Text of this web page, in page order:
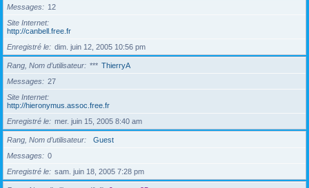
Messages
12
Site Internet
http://canbell.free.fr
Enregistré le
dim. juin 12, 2005 10:56 pm
Rang, Nom d’utilisateur *** ThierryA
Messages
27
Site Internet
http://hieronymus.assoc.free.fr
Enregistré le
mer. juin 15, 2005 8:40 am
Rang, Nom d’utilisateur
Guest
Messages
0
Enregistré le
sam. juin 18, 2005 7:28 pm